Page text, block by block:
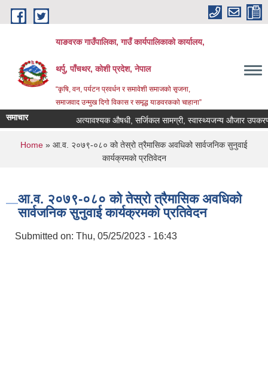
Skip to main content
याङवरक गाउँपालिका, गाउँ कार्यपालिकाको कार्यालय,
थर्पु, पाँचथर, कोशी प्रदेश, नेपाल
“कृषि, वन, पर्यटन प्रवर्धन र समावेशी समाजको सृजना,
समाजवाद उन्मुख दिगो विकास र समृद्ध याङवरकको चाहाना”
समाचार अत्यावश्यक औषधी, सर्जिकल सामग्री, स्वास्थ्यजन्य औजार
You are here
Home » आ.व. २०७९-०८० को तेस्रो त्रैमासिक अवधिको सार्वजनिक सुनुवाई
कार्यक्रमको प्रतिवेदन
आ.व. २०७९-०८० को तेस्रो त्रैमासिक अवधिको
सार्वजनिक सुनुवाई कार्यक्रमको प्रतिवेदन
Submitted on: Thu, 05/25/2023 - 16:43